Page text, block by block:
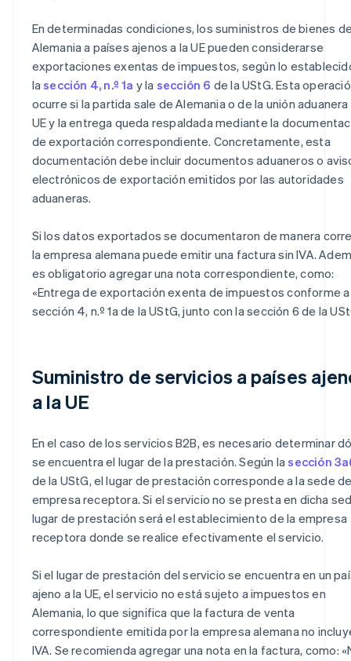
En determinadas condiciones, los suministros de bienes
Alemania a países ajenos a la UE pueden considerarse
exportaciones exentas de impuestos, según lo
lasección 4, n.º 1a y la sección 6 de la UStG. Esta
ocurre si la partida sale de Alemania o de la unión aduanera
UE y la entrega queda respaldada mediante la
de exportación correspondiente. Concretamente, esta
documentación debe incluir documentos aduaneros o
electrónicos de exportación emitidos por las autoridades
aduaneras.
Si los datos exportados se documentaron de manera
la empresa alemana puede emitir una factura sin IVA.
es obligatorio agregar una nota correspondiente, como:
«Entrega de exportación exenta de impuestos conforme a
sección 4, n.º 1a de la UStG, junto con la sección 6 de la
Suministro de servicios a países
a la UE
En el caso de los servicios B2B, es necesario determinar
se encuentra el lugar de la prestación. Según lasección
de la UStG, el lugar de prestación corresponde a la sede
empresa receptora. Si el servicio no se presta en dicha
lugar de prestación será el establecimiento de la empresa
receptora donde se realice efectivamente el servicio.
Si el lugar de prestación del servicio se encuentra en un
ajeno a la UE, el servicio no está sujeto a impuestos en
Alemania, lo que significa que la factura de venta
correspondiente emitida por la empresa alemana no
IVA. Se recomienda agregar una nota en la factura, como: